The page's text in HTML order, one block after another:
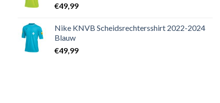
€49,99
Nike KNVB Scheidsrechtersshirt 2022-2024
Blauw
€49,99